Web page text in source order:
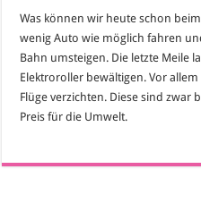
Was können wir heute schon
wenig Auto wie möglich fahren
Bahn umsteigen. Die letzte Meile
Elektroroller bewältigen. Vor
Flüge verzichten. Diese sind zwar
Preis für die Umwelt.